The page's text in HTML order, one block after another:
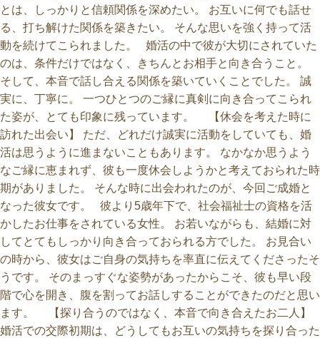
とは、しっかりと信頼関係を深めたい。 お互いに何でも話せ
る、打ち解けた関係を築きたい。 そんな思いを強く持って活
動を続けてこられました。 婚活の中で彼が大切にされていた
のは、条件だけではなく、きちんとお相手と向き合うこと。
そして、本音で話し合える関係を築いていくことでした。 誠
実に、丁寧に。 一つひとつのご縁に真剣に向き合ってこられ
た姿が、とても印象に残っています。 【休会を考えた時に
訪れた出会い】 ただ、どれだけ誠実に活動をしていても、婚
活は思うように進まないこともあります。 なかなか思うよう
なご縁に恵まれず、彼も一度休会しようかと考えておられた時
期がありました。 そんな時に出会われたのが、今回ご成婚と
なった彼女です。 彼より5歳年下で、社会福祉士の資格を活
かしたお仕事をされている女性。 お若いながらも、結婚に対
してとてもしっかり向き合っておられる方でした。 お見合い
の時から、彼女はご自身の気持ちを率直に伝えてくださったそ
うです。 そのまっすぐな姿勢があったからこそ、彼も早い段
階で心を開き、腹を割ってお話しすることができたのだと思い
ます。 【探り合うのではなく、本音で向き合えたお二人】
婚活での交際初期は、どうしてもお互いの気持ちを探り合った